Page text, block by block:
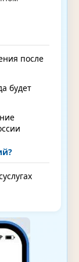
после
будет